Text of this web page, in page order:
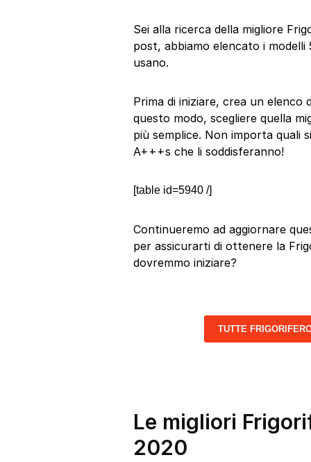
Sei alla ricerca della migliore
post, abbiamo elencato i
usano.
Prima di iniziare, crea un
questo modo, scegliere quella
più semplice. Non importa quali
A+++s che li soddisferanno!
[table id=5940 /]
Continueremo ad aggiornare
per assicurarti di ottenere la
dovremmo iniziare?
TUTTE
Le migliori
2020